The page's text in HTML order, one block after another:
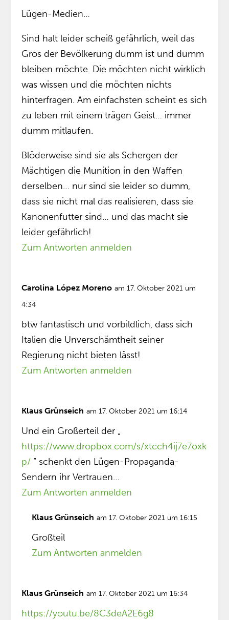
Lügen-Medien…
Sind halt leider scheiß gefährlich, weil das
Gros der Bevölkerung dumm ist und dumm
bleiben möchte. Die möchten nicht wirklich
was wissen und die möchten nichts
hinterfragen. Am einfachsten scheint es sich
zu leben mit einem trägen Geist… immer
dumm mitlaufen.
Blöderweise sind sie als Schergen der
Mächtigen die Munition in den Waffen
derselben… nur sind sie leider so dumm,
dass sie nicht mal das realisieren, dass sie
Kanonenfutter sind… und das macht sie
leider gefährlich!
Zum Antworten anmelden
Carolina López Moreno am 17. Oktober 2021 um
4:34
btw fantastisch und vorbildlich, dass sich
Italien die Unverschämtheit seiner
Regierung nicht bieten lässt!
Zum Antworten anmelden
Klaus Grünseich am 17. Oktober 2021 um 16:14
Und ein Großerteil der „
https://www.dropbox.com/s/xtcch4ij7e7oxk
p/ “ schenkt den Lügen-Propaganda-
Sendern ihr Vertrauen…
Zum Antworten anmelden
Klaus Grünseich am 17. Oktober 2021 um 16:15
Großteil
Zum Antworten anmelden
Klaus Grünseich am 17. Oktober 2021 um 16:34
https://youtu.be/8C3deA2E6g8